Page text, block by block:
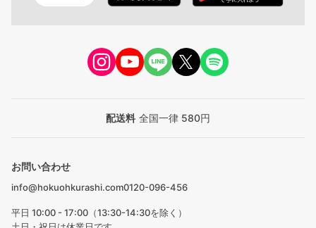
配送料 全国一律 580円
お問い合わせ
info@hokuohkurashi.com0120-096-456
平日 10:00 - 17:00（13:30-14:30を除く）